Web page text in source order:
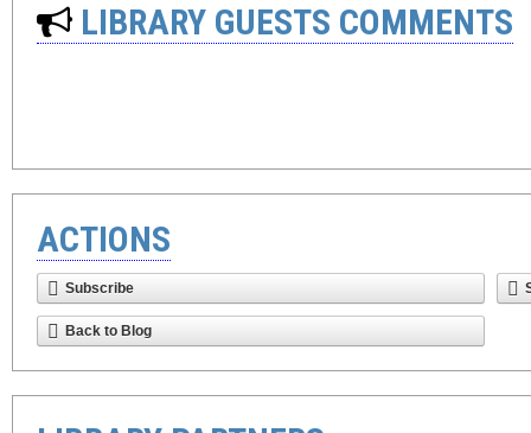
LIBRARY GUESTS COMMENTS
ACTIONS
Subscribe
Back to Blog